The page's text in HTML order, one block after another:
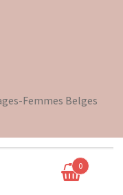
Femmes Belges
0